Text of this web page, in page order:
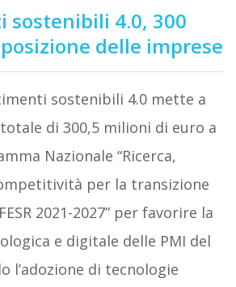
sostenibili 4.0, 300
delle imprese
sostenibili 4.0 mette a
di 300,5 milioni di euro a
Nazionale “Ricerca,
per la transizione
2021-2027” per favorire la
e digitale delle PMI del
l’adozione di tecnologie